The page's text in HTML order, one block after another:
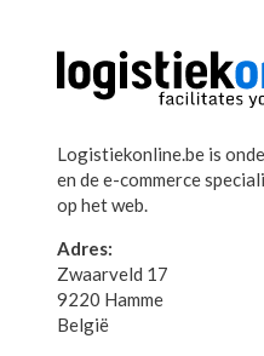
Logistiekonline.be is
en de e-commerce
op het web.
Adres:
Zwaarveld 17
9220 Hamme
België